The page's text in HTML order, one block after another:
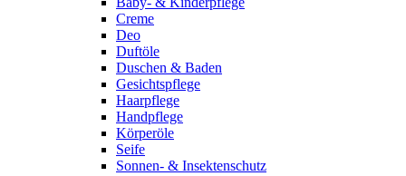
Creme
Deo
Duftöle
Duschen & Baden
Gesichtspflege
Haarpflege
Handpflege
Körperöle
Seife
Sonnen- & Insektenschutz